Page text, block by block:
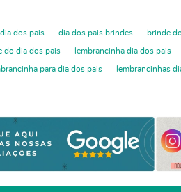
dos pais dia dos pais brindes brinde
do dia dos pais lembrancinha dia dos pais
para dia dos pais lembrancinhas